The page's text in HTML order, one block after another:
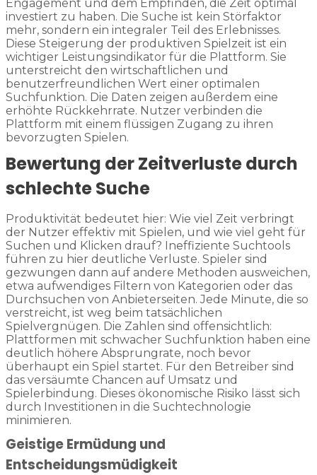
Engagement und dem Empfinden, die Zeit optimal
investiert zu haben. Die Suche ist kein Störfaktor
mehr, sondern ein integraler Teil des Erlebnisses.
Diese Steigerung der produktiven Spielzeit ist ein
wichtiger Leistungsindikator für die Plattform. Sie
unterstreicht den wirtschaftlichen und
benutzerfreundlichen Wert einer optimalen
Suchfunktion. Die Daten zeigen außerdem eine
erhöhte Rückkehrrate. Nutzer verbinden die
Plattform mit einem flüssigen Zugang zu ihren
bevorzugten Spielen.
Bewertung der Zeitverluste durch
schlechte Suche
Produktivität bedeutet hier: Wie viel Zeit verbringt
der Nutzer effektiv mit Spielen, und wie viel geht für
Suchen und Klicken drauf? Ineffiziente Suchtools
führen zu hier deutliche Verluste. Spieler sind
gezwungen dann auf andere Methoden ausweichen,
etwa aufwendiges Filtern von Kategorien oder das
Durchsuchen von Anbieterseiten. Jede Minute, die so
verstreicht, ist weg beim tatsächlichen
Spielvergnügen. Die Zahlen sind offensichtlich:
Plattformen mit schwacher Suchfunktion haben eine
deutlich höhere Absprungrate, noch bevor
überhaupt ein Spiel startet. Für den Betreiber sind
das versäumte Chancen auf Umsatz und
Spielerbindung. Dieses ökonomische Risiko lässt sich
durch Investitionen in die Suchtechnologie
minimieren.
Geistige Ermüdung und
Entscheidungsmüdigkeit